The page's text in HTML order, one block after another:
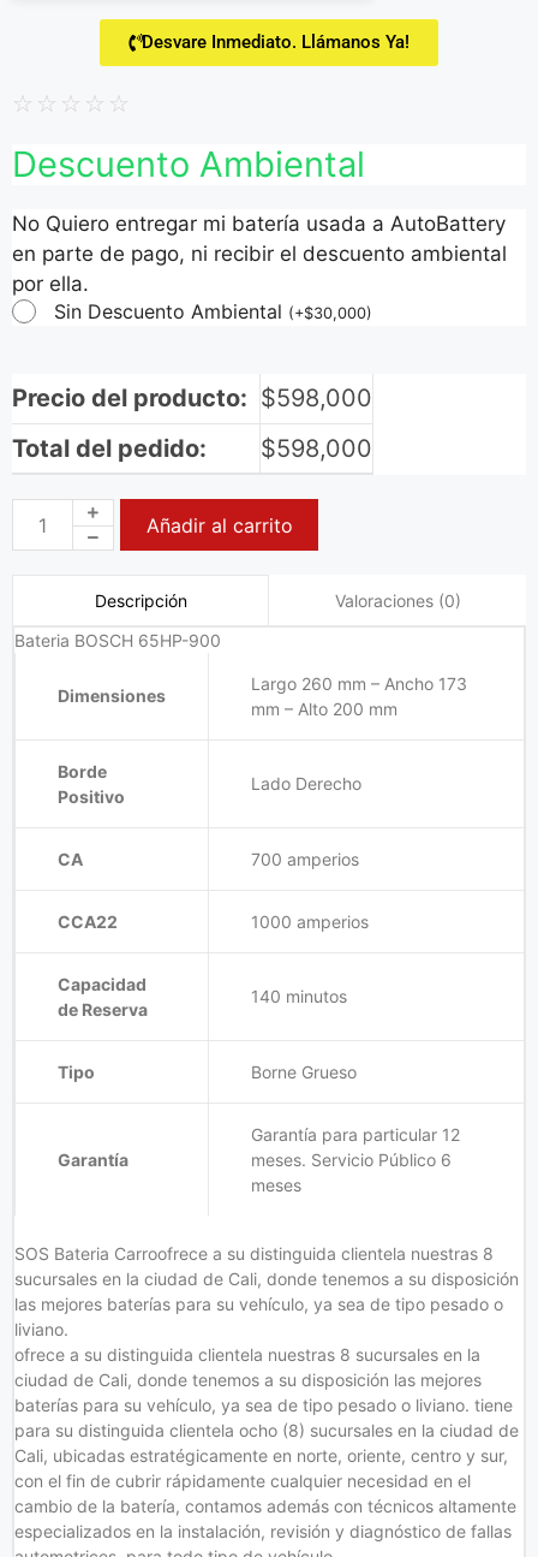
Desvare Inmediato. Llámanos Ya!
☆ ☆ ☆ ☆ ☆
Descuento Ambiental
No Quiero entregar mi batería usada a AutoBattery
en parte de pago, ni recibir el descuento ambiental
por ella.
Sin Descuento Ambiental (+$30,000)
Precio del producto: $598,000
Total del pedido:
$598,000
Añadir al carrito
Descripción
Valoraciones (0)
Bateria BOSCH 65HP-900
Dimensiones
Largo 260 mm – Ancho 173
mm – Alto 200 mm
Borde
Positivo
Lado Derecho
CA 700 amperios
CCA22 1000 amperios
Capacidad
de Reserva
140 minutos
Tipo Borne Grueso
Garantía
Garantía para particular 12
meses. Servicio Público 6
meses
SOS Bateria Carroofrece a su distinguida clientela nuestras 8
sucursales en la ciudad de Cali, donde tenemos a su disposición
las mejores baterías para su vehículo, ya sea de tipo pesado o
liviano.
ofrece a su distinguida clientela nuestras 8 sucursales en la
ciudad de Cali, donde tenemos a su disposición las mejores
baterías para su vehículo, ya sea de tipo pesado o liviano. tiene
para su distinguida clientela ocho (8) sucursales en la ciudad de
Cali, ubicadas estratégicamente en norte, oriente, centro y sur,
con el fin de cubrir rápidamente cualquier necesidad en el
cambio de la batería, contamos además con técnicos altamente
especializados en la instalación, revisión y diagnóstico de fallas